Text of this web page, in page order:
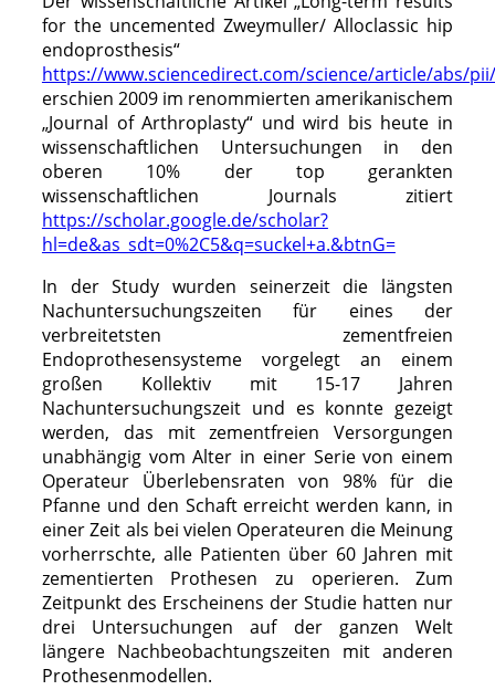
for the uncemented Zweymuller/ Alloclassic hip
endoprosthesis“
https://www.sciencedirect.com/science/article/abs/pii/
erschien 2009 im renommierten amerikanischem
„Journal of Arthroplasty“ und wird bis heute in
wissenschaftlichen Untersuchungen in den
oberen 10% der top gerankten
wissenschaftlichen Journals zitiert
https://scholar.google.de/scholar?
hl=de&as_sdt=0%2C5&q=suckel+a.&btnG=
In der Study wurden seinerzeit die längsten
Nachuntersuchungszeiten für eines der
verbreitetsten zementfreien
Endoprothesensysteme vorgelegt an einem
großen Kollektiv mit 15-17 Jahren
Nachuntersuchungszeit und es konnte gezeigt
werden, das mit zementfreien Versorgungen
unabhängig vom Alter in einer Serie von einem
Operateur Überlebensraten von 98% für die
Pfanne und den Schaft erreicht werden kann, in
einer Zeit als bei vielen Operateuren die Meinung
vorherrschte, alle Patienten über 60 Jahren mit
zementierten Prothesen zu operieren. Zum
Zeitpunkt des Erscheinens der Studie hatten nur
drei Untersuchungen auf der ganzen Welt
längere Nachbeobachtungszeiten mit anderen
Prothesenmodellen.